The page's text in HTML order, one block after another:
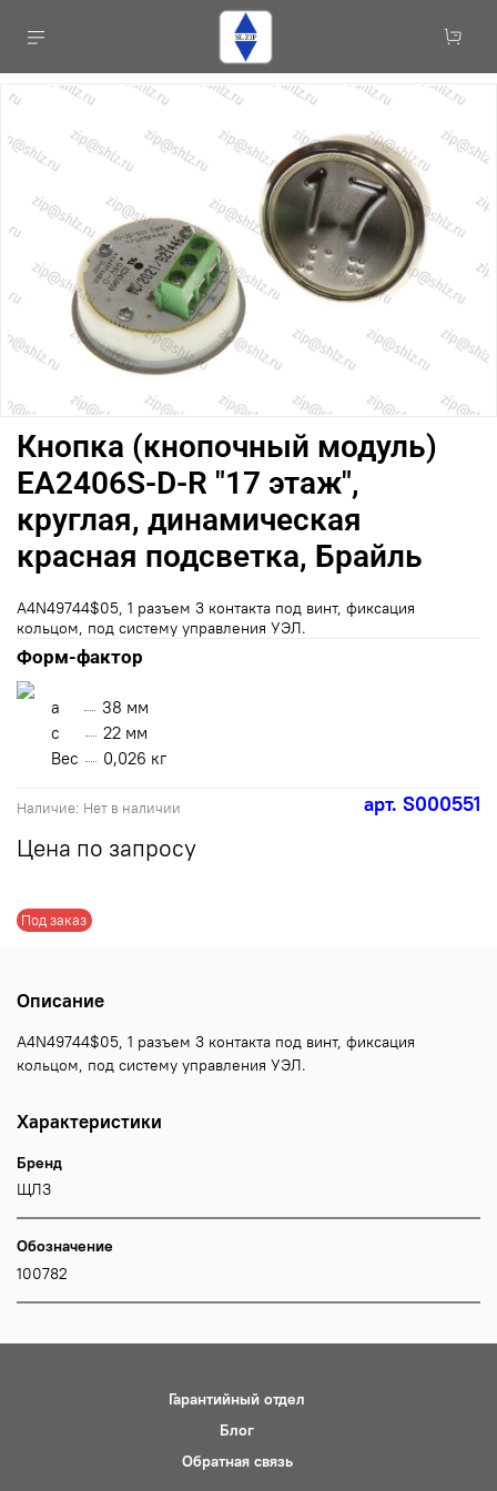
арт. S000551
Наличие: Нет в наличии
Под заказ
Кнопка (кнопочный модуль)
EA2406S-D-R "17 этаж",
круглая, динамическая
красная подсветка, Брайль
Цена по запросу
А4N49744$05, 1 разъем 3 контакта под винт, фиксация
кольцом, под систему управления УЭЛ.
Форм-фактор
a
38 мм
с
22 мм
Вес
0,026 кг
Описание
А4N49744$05, 1 разъем 3 контакта под винт, фиксация
кольцом, под систему управления УЭЛ.
Характеристики
Бренд
ЩЛЗ
Обозначение
100782
Гарантийный отдел
Блог
Обратная связь